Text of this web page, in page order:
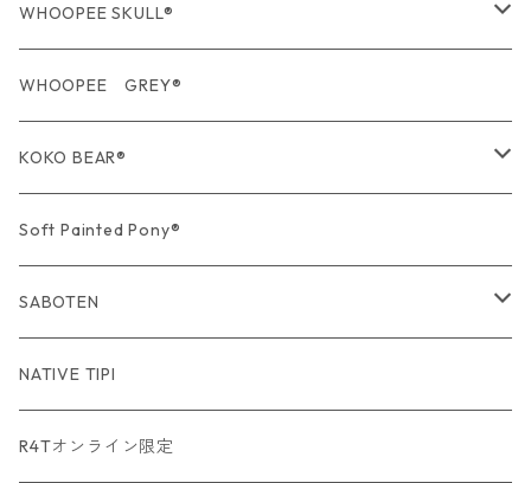
USA Fabric series数量限定
期間限定商品
WHOOPEE SKULL®
USA Fabric series数量限定
期間限定商品
WHOOPEE GREY®
KOKO BEAR®
USA Fabric series数量限定
Soft Painted Pony®
SABOTEN
USA Fabric series数量限定
NATIVE TIPI
R4Tオンライン限定